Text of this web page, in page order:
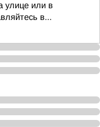
улице или в
в...